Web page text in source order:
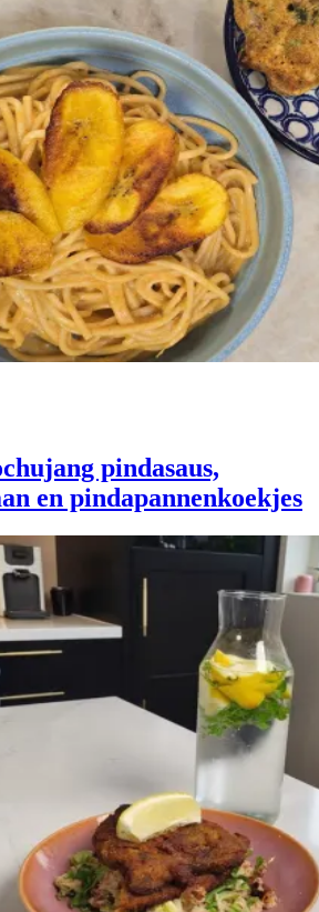
pindasaus,
en pindapannenkoekjes